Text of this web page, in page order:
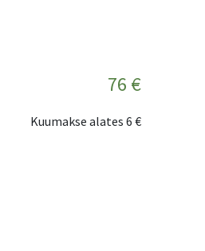
76 €
Kuumakse alates 6 €